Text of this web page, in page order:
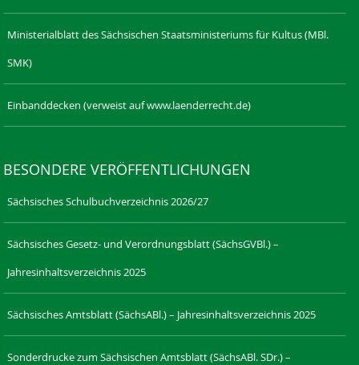
Ministerialblatt des Sächsischen Staatsministeriums für Kultus (MBl.
SMK)
Einbanddecken (verweist auf www.laenderrecht.de)
BESONDERE VERÖFFENTLICHUNGEN
Sächsisches Schulbuchverzeichnis 2026/27
Sächsisches Gesetz- und Verordnungsblatt (SächsGVBl.) –
Jahresinhaltsverzeichnis 2025
Sächsisches Amtsblatt (SächsABl.) – Jahresinhaltsverzeichnis 2025
Sonderdrucke zum Sächsischen Amtsblatt (SächsABl. SDr.) –